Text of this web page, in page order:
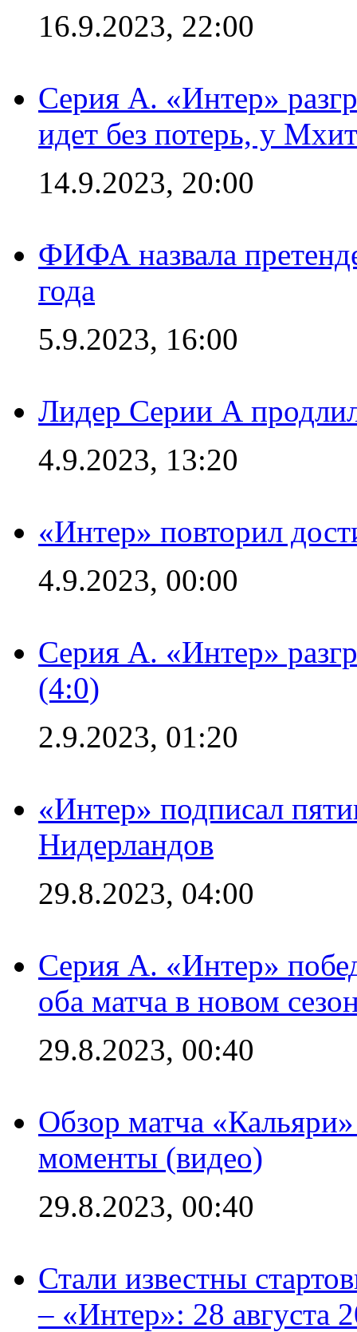
16.9.2023, 22:00
Серия А. «Интер»
идет без потерь, у
14.9.2023, 20:00
ФИФА назвала
года
5.9.2023, 16:00
Лидер Серии А
4.9.2023, 13:20
«Интер» повторил
4.9.2023, 00:00
Серия А. «Интер»
(4:0)
2.9.2023, 01:20
«Интер» подписал
Нидерландов
29.8.2023, 04:00
Серия А. «Интер»
оба матча в новом
29.8.2023, 00:40
Обзор матча
моменты (видео)
29.8.2023, 00:40
Стали известны
– «Интер»: 28 августа